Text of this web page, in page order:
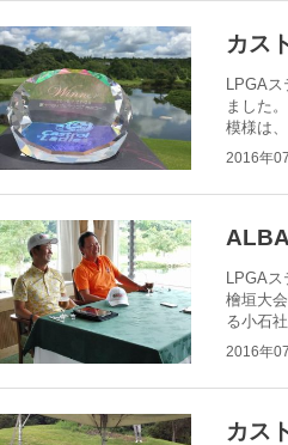
カス
LPGA
ました
模様は
2016年
LPGA
檜垣大
る小石
2016年
カス